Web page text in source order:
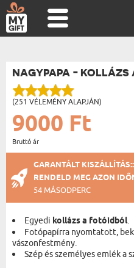
NAGYPAPA - KOLLÁZS
(251 VÉLEMÉNY ALAPJÁN)
9000 Ft
Bruttó ár
GARANTÁLT KISZÁLLÍTÁS::
RENDELD MEG AZON
53 MÁSODPERC
Egyedi kollázs a fotóidból.
Fotópapírra nyomtatott,
vászonfestmény.
Szép és személyes emlék a